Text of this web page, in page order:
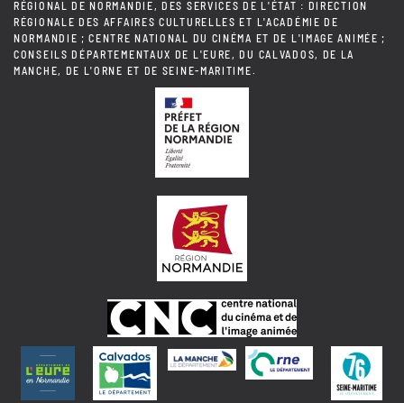
RÉGIONAL DE NORMANDIE, DES SERVICES DE L'ÉTAT : DIRECTION
RÉGIONALE DES AFFAIRES CULTURELLES ET L'ACADÉMIE DE
NORMANDIE ; CENTRE NATIONAL DU CINÉMA ET DE L'IMAGE ANIMÉE ;
CONSEILS DÉPARTEMENTAUX DE L'EURE, DU CALVADOS, DE LA
MANCHE, DE L'ORNE ET DE SEINE-MARITIME.